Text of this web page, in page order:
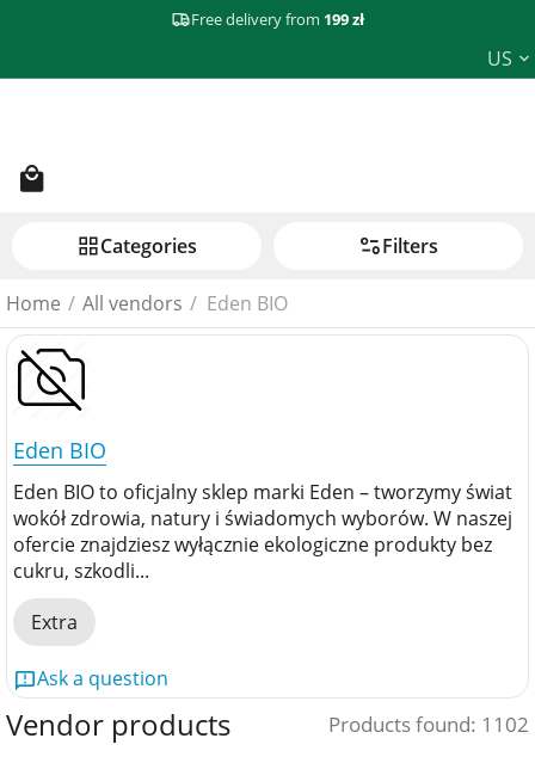
Free delivery from 199 zł
US
Сategories Filters
Home / All vendors / Eden BIO
Vendor products Products found: 1102
Eden BIO
Eden BIO to oficjalny sklep marki Eden – tworzymy świat
wokół zdrowia, natury i świadomych wyborów. W naszej
ofercie znajdziesz wyłącznie ekologiczne produkty bez
cukru, szkodli...
Extra
Ask a question